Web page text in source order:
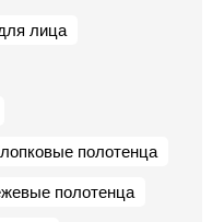
лица
полотенца
полотенца